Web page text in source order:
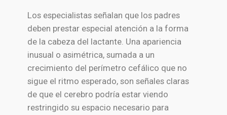
Los especialistas señalan que los padres
deben prestar especial atención a la forma
de la cabeza del lactante. Una apariencia
inusual o asimétrica, sumada a un
crecimiento del perímetro cefálico que no
sigue el ritmo esperado, son señales claras
de que el cerebro podría estar viendo
restringido su espacio necesario para